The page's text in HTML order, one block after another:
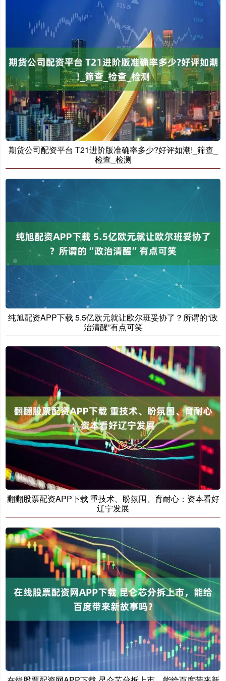
期货公司配资平台 T21进阶版准确率多少?好评如潮!_筛查_
检查_检测
纯旭配资APP下载 5.5亿欧元就让欧尔班妥协了？所谓的“政
治清醒”有点可笑
翻翻股票配资APP下载 重技术、盼氛围、育耐心：资本看好
辽宁发展